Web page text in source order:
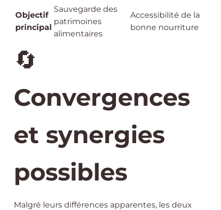
Objectif
principal
Sauvegarde des
patrimoines
alimentaires
Accessibilité de la
bonne nourriture
🔄
Convergences
et synergies
possibles
Malgré leurs différences apparentes, les deux